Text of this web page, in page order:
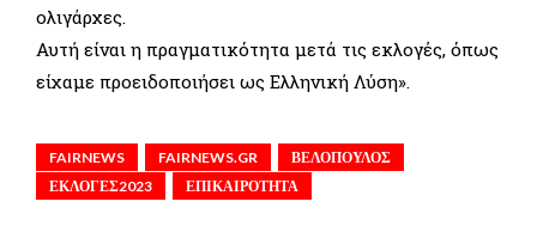
ολιγάρχες.
Αυτή είναι η πραγματικότητα μετά τις εκλογές, όπως
είχαμε προειδοποιήσει ως Ελληνική Λύση».
FAIRNEWS FAIRNEWS.GR
ΒΕΛΟΠΟΥΛΟΣ
ΕΚΛΟΓΕΣ2023
ΕΠΙΚΑΙΡΟΤΗΤΑ